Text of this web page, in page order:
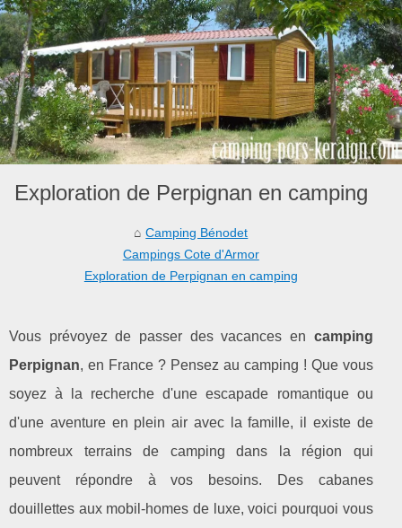
Exploration de Perpignan en camping
Camping Bénodet
Campings Cote d'Armor
Exploration de Perpignan en camping
Vous prévoyez de passer des vacances en camping
Perpignan, en France ? Pensez au camping ! Que vous
soyez à la recherche d'une escapade romantique ou
d'une aventure en plein air avec la famille, il existe de
nombreux terrains de camping dans la région qui
peuvent répondre à vos besoins. Des cabanes
douillettes aux mobil-homes de luxe, voici pourquoi vous